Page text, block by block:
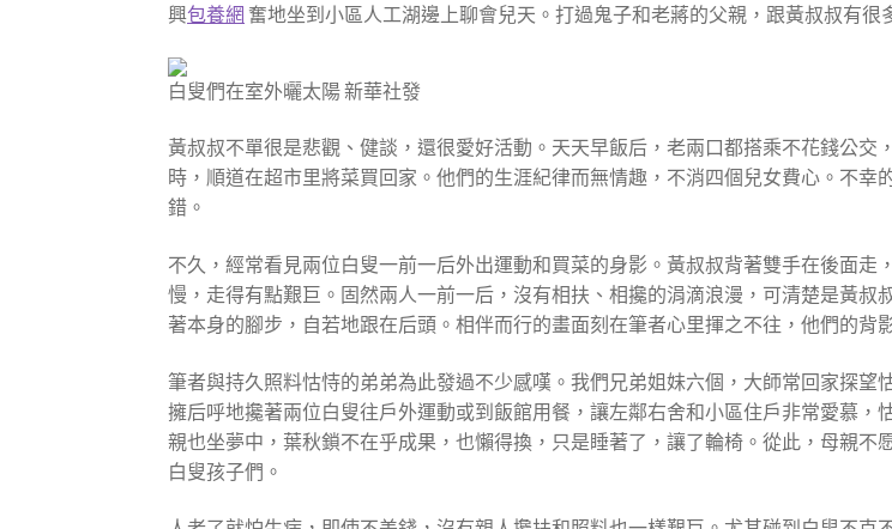
興包養網 奮地坐到小區人工湖邊上聊會兒天。打過鬼子和老蔣的父親，跟黃叔叔有很
白叟們在室外曬太陽 新華社發
黃叔叔不單很是悲觀、健談，還很愛好活動。天天早飯后，老兩口都搭乘不花錢公
時，順道在超市里將菜買回家。他們的生涯紀律而無情趣，不消四個兒女費心。不
錯。
不久，經常看見兩位白叟一前一后外出運動和買菜的身影。黃叔叔背著雙手在後面
慢，走得有點艱巨。固然兩人一前一后，沒有相扶、相攙的涓滴浪漫，可清楚是黃
著本身的腳步，自若地跟在后頭。相伴而行的畫面刻在筆者心里揮之不往，他們的背
筆者與持久照料怙恃的弟弟為此發過不少感嘆。我們兄弟姐妹六個，大師常回家探
擁后呼地攙著兩位白叟往戶外運動或到飯館用餐，讓左鄰右舍和小區住戶非常愛慕
親也坐夢中，葉秋鎖不在乎成果，也懶得換，只是睡著了，讓了輪椅。從此，母親
白叟孩子們。